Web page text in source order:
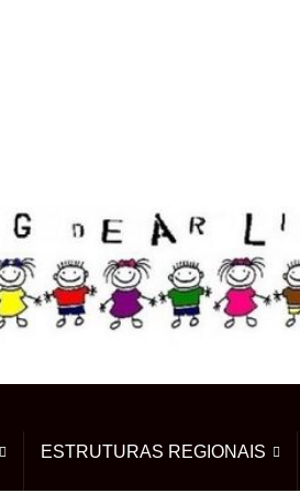
ESTRUTURAS REGIONAIS